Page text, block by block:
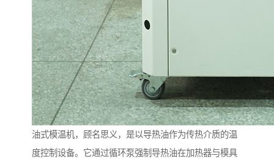
油式模温机，顾名思义，是以导热油作为传热介质的温
度控制设备。它通过循环泵强制导热油在加热器与模具